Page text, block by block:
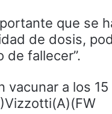
que se
de dosis,
de fallecer”.
vacunar a los